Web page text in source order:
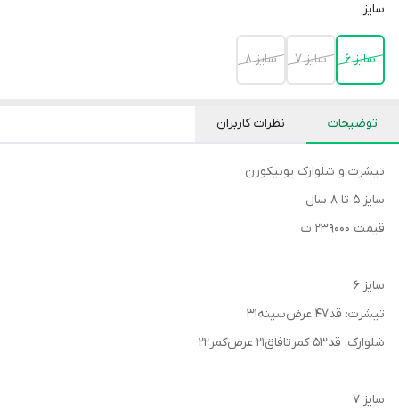
سایز
سایز 6 سایز 7 سایز 8
توضیحات نظرات کاربران
تیشرت و شلوارک یونیکورن
سایز ۵ تا ۸ سال
قیمت ۲۳۹۰۰۰ ت
سایز ۶
تیشرت: قد۴۷ عرض‌سینه۳۱
شلوارک: قد۵۳ کمرتافاق۲۱ عرض‌کمر۲۲
سایز ۷